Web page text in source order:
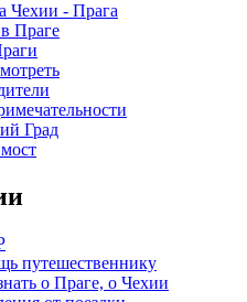
Чехии - Прага
Праге
Град
путешественнику
о Праге, о Чехии